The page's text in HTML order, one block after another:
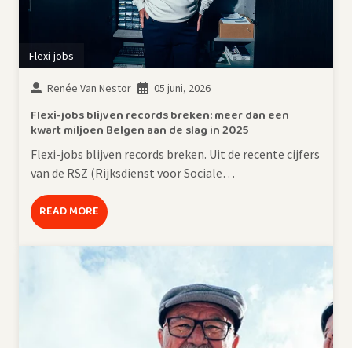
Flexi-jobs
Renée Van Nestor 05 juni, 2026
Flexi-jobs blijven records breken: meer dan een
kwart miljoen Belgen aan de slag in 2025
Flexi-jobs blijven records breken. Uit de recente cijfers
van de RSZ (Rijksdienst voor Sociale…
READ MORE